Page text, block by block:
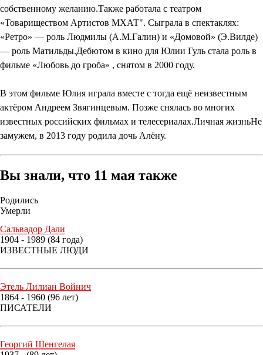
собственному желанию.Также работала с театром
«Товариществом Артистов МХАТ". Сыграла в спектаклях:
«Ретро» — роль Людмилы (А.М.Галин) и «Домовой» (Э.Вилде)
— роль Матильды.Дебютом в кино для Юлии Гуль стала роль в
фильме «Любовь до гроба» , снятом в 2000 году.
В этом фильме Юлия играла вместе с тогда ещё неизвестным
актёром Андреем Звягинцевым. Позже снялась во многих
известных российских фильмах и телесериалах.Личная жизньНе
замужем, в 2013 году родила дочь Алёну.
Вы знали, что 11 мая также
Родились
Умерли
Сальвадор Дали
1904 - 1989 (84 года)
ИЗВЕСТНЫЕ ЛЮДИ
Этель Лилиан Войнич
1864 - 1960 (96 лет)
ПИСАТЕЛИ
Георгий Шенгелая